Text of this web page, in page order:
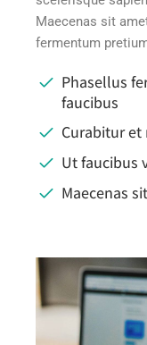
Maecenas sit
fermentum
Phasellus
faucibus
Curabitur
Ut faucibus
Maecenas